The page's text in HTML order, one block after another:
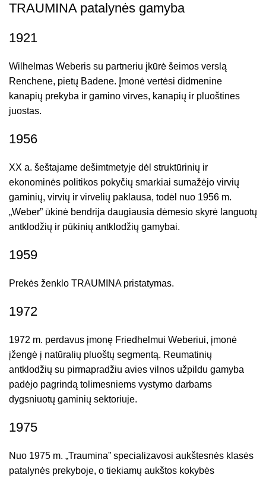
TRAUMINA patalynės gamyba
1921
Wilhelmas Weberis su partneriu įkūrė šeimos verslą
Renchene, pietų Badene. Įmonė vertėsi didmenine
kanapių prekyba ir gamino virves, kanapių ir pluoštines
juostas.
1956
XX a. šeštajame dešimtmetyje dėl struktūrinių ir
ekonominės politikos pokyčių smarkiai sumažėjo virvių
gaminių, virvių ir virvelių paklausa, todėl nuo 1956 m.
„Weber” ūkinė bendrija daugiausia dėmesio skyrė languotų
antklodžių ir pūkinių antklodžių gamybai.
1959
Prekės ženklo TRAUMINA pristatymas.
1972
1972 m. perdavus įmonę Friedhelmui Weberiui, įmonė
įžengė į natūralių pluoštų segmentą. Reumatinių
antklodžių su pirmapradžiu avies vilnos užpildu gamyba
padėjo pagrindą tolimesniems vystymo darbams
dygsniuotų gaminių sektoriuje.
1975
Nuo 1975 m. „Traumina” specializavosi aukštesnės klasės
patalynės prekyboje, o tiekiamų aukštos kokybės